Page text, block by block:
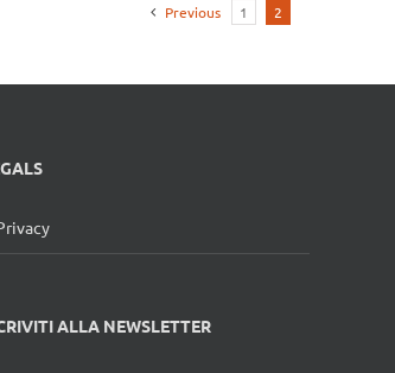
Previous 1 2
ALLA NEWSLETTER